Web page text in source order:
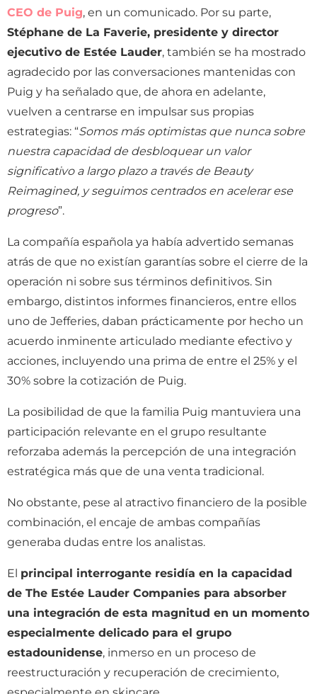
CEO de Puig, en un comunicado. Por su parte,
Stéphane de La Faverie, presidente y director
ejecutivo de Estée Lauder, también se ha mostrado
agradecido por las conversaciones mantenidas con
Puig y ha señalado que, de ahora en adelante,
vuelven a centrarse en impulsar sus propias
estrategias: “Somos más optimistas que nunca sobre
nuestra capacidad de desbloquear un valor
significativo a largo plazo a través de Beauty
Reimagined, y seguimos centrados en acelerar ese
progreso”.
La compañía española ya había advertido semanas
atrás de que no existían garantías sobre el cierre de la
operación ni sobre sus términos definitivos. Sin
embargo, distintos informes financieros, entre ellos
uno de Jefferies, daban prácticamente por hecho un
acuerdo inminente articulado mediante efectivo y
acciones, incluyendo una prima de entre el 25% y el
30% sobre la cotización de Puig.
La posibilidad de que la familia Puig mantuviera una
participación relevante en el grupo resultante
reforzaba además la percepción de una integración
estratégica más que de una venta tradicional.
No obstante, pese al atractivo financiero de la posible
combinación, el encaje de ambas compañías
generaba dudas entre los analistas.
El principal interrogante residía en la capacidad
de The Estée Lauder Companies para absorber
una integración de esta magnitud en un momento
especialmente delicado para el grupo
estadounidense, inmerso en un proceso de
reestructuración y recuperación de crecimiento,